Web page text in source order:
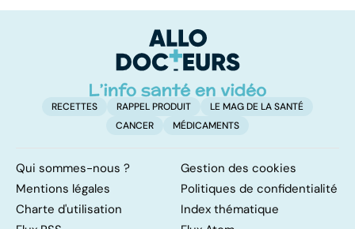
RECETTES RAPPEL PRODUIT
LE MAG DE LA SANTÉ
CANCER
MÉDICAMENTS
Qui sommes-nous ?
Gestion des cookies
Mentions légales
Politiques de confidentialité
Charte d'utilisation
Index thématique